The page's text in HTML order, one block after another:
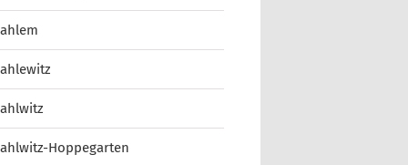
Hoppegarten